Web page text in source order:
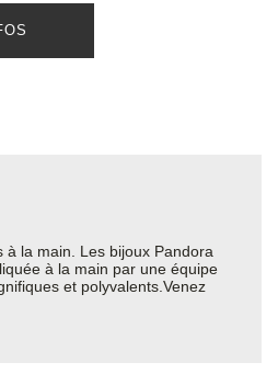
à la main. Les bijoux Pandora
à la main par une équipe
et polyvalents.Venez